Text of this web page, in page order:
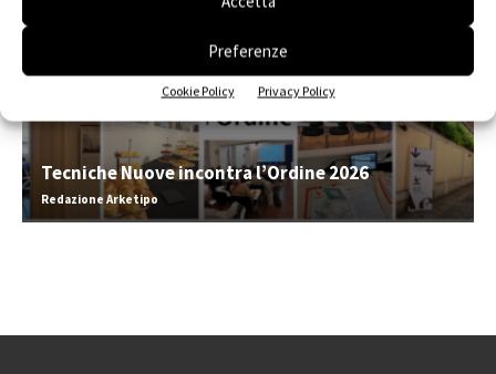
Preferenze
Cookie Policy Privacy Policy
Tecniche Nuove incontra l’Ordine 2026
Redazione Arketipo